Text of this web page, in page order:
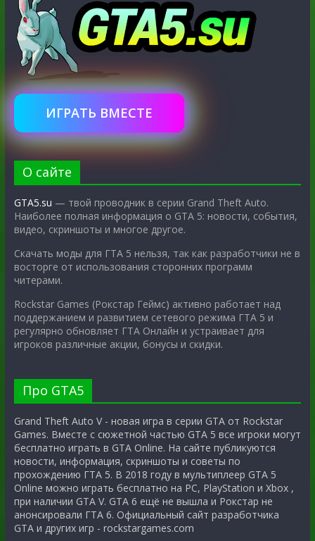
ИГРАТЬ ВМЕСТЕ
О сайте
GTA5.su — твой проводник в серии Grand Theft Auto.
Наиболее полная информация о GTA 5: новости, события,
видео, скриншоты и многое другое.
Скачать моды для ГТА 5 нельзя, так как разработчики не в
восторге от использования сторонних программ
читерами.
Rockstar Games (Рокстар Геймс) активно работает над
поддержанием и развитием сетевого режима ГТА 5 и
регулярно обновляет ГТА Онлайн и устраивает для
игроков различные акции, бонусы и скидки.
Про GTA5
Grand Theft Auto V - новая игра в серии GTA от Rockstar
Games. Вместе с сюжетной частью GTA 5 все игроки могут
бесплатно играть в GTA Online. На сайте публикуются
новости, информация, скриншоты и советы по
прохождению ГТА 5. В 2018 году в мультиплеер GTA 5
Online можно играть бесплатно на PC, PlayStation и Xbox ,
при наличии GTA V. GTA 6 ещё не вышла и Рокстар не
анонсировали ГТА 6. Официальный сайт разработчика
GTA и других игр - rockstargames.com